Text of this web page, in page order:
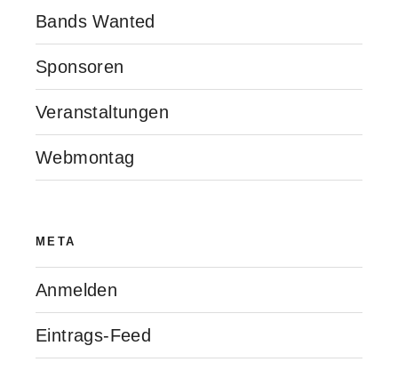
Bands Wanted
Sponsoren
Veranstaltungen
Webmontag
META
Anmelden
Eintrags-Feed